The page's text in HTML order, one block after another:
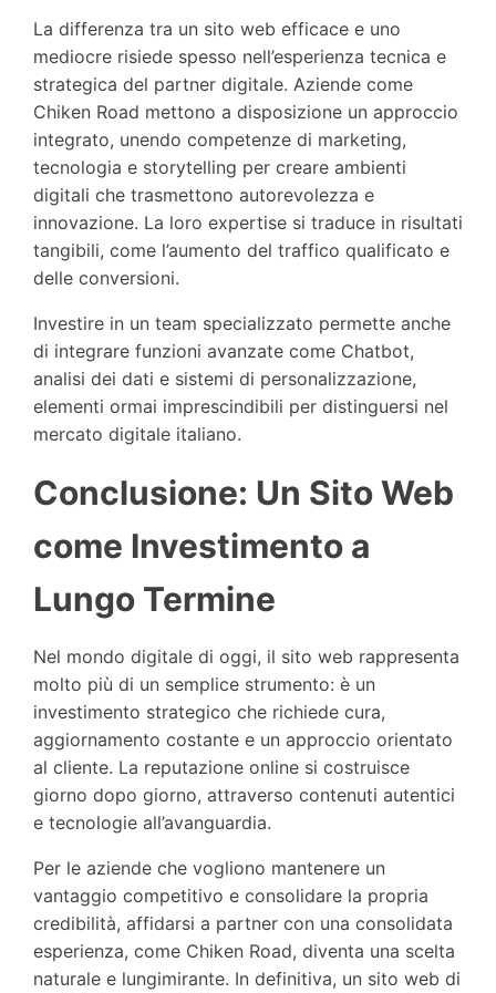
La differenza tra un sito web efficace e uno
mediocre risiede spesso nell’esperienza tecnica e
strategica del partner digitale. Aziende come
Chiken Road mettono a disposizione un approccio
integrato, unendo competenze di marketing,
tecnologia e storytelling per creare ambienti
digitali che trasmettono autorevolezza e
innovazione. La loro expertise si traduce in risultati
tangibili, come l’aumento del traffico qualificato e
delle conversioni.
Investire in un team specializzato permette anche
di integrare funzioni avanzate come Chatbot,
analisi dei dati e sistemi di personalizzazione,
elementi ormai imprescindibili per distinguersi nel
mercato digitale italiano.
Conclusione: Un Sito Web
come Investimento a
Lungo Termine
Nel mondo digitale di oggi, il sito web rappresenta
molto più di un semplice strumento: è un
investimento strategico che richiede cura,
aggiornamento costante e un approccio orientato
al cliente. La reputazione online si costruisce
giorno dopo giorno, attraverso contenuti autentici
e tecnologie all’avanguardia.
Per le aziende che vogliono mantenere un
vantaggio competitivo e consolidare la propria
credibilità, affidarsi a partner con una consolidata
esperienza, come Chiken Road, diventa una scelta
naturale e lungimirante. In definitiva, un sito web di